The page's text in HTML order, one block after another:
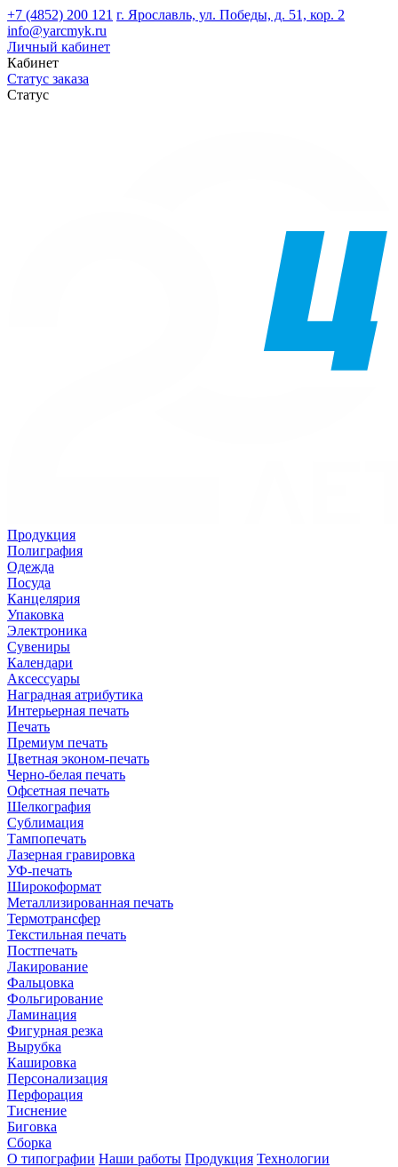
+7 (4852) 200 121 г. Ярославль, ул. Победы, д. 51, кор. 2
info@yarcmyk.ru
Личный кабинет
Кабинет
Статус заказа
Статус
Продукция
Полиграфия
Одежда
Посуда
Канцелярия
Упаковка
Электроника
Сувениры
Календари
Аксессуары
Наградная атрибутика
Интерьерная печать
Печать
Премиум печать
Цветная эконом-печать
Черно-белая печать
Офсетная печать
Шелкография
Сублимация
Тампопечать
Лазерная гравировка
УФ-печать
Широкоформат
Металлизированная печать
Термотрансфер
Текстильная печать
Постпечать
Лакирование
Фальцовка
Фольгирование
Ламинация
Фигурная резка
Вырубка
Кашировка
Персонализация
Перфорация
Тиснение
Биговка
Сборка
О типографии Наши работы Продукция Технологии